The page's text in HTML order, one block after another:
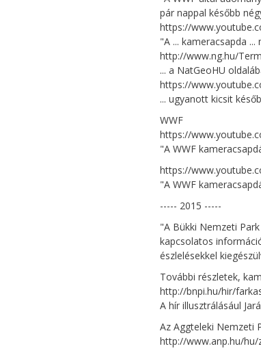
pár nappal később
https://
"A ... kameracsapda
http://www.ng.hu/
... a NatGeoHU
https://
... ugyanott kicsit
WWF
https://
"A WWF
https://
"A WWF
----- 2015 -----
"A Bükki Nemzeti
kapcsolatos
észlelésekkel
További részletek,
http://bnpi.hu/hir/
A hír illusztrálásául
Az Aggteleki Nemzeti
http://www.anp.hu/hu/